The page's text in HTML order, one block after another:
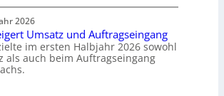
2026
Umsatz und Auftragseingang
im ersten Halbjahr 2026 sowohl
als auch beim Auftragseingang